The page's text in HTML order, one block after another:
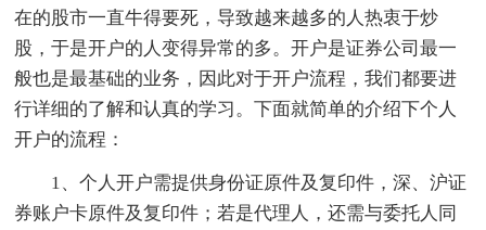
在的股市一直牛得要死，导致越来越多的人热衷于炒
股，于是开户的人变得异常的多。开户是证券公司最一
般也是最基础的业务，因此对于开户流程，我们都要进
行详细的了解和认真的学习。下面就简单的介绍下个人
开户的流程：
1、个人开户需提供身份证原件及复印件，深、沪证
券账户卡原件及复印件；若是代理人，还需与委托人同